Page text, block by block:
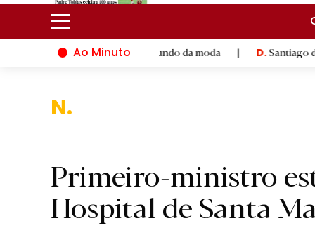
Ao Minuto
e à inovação do mundo da moda | D.Santiago de
Naciona
Primeiro-ministro
Hospital de Santa